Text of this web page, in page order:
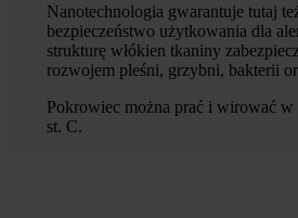
Nanotechnologia gwarantuje tutaj
bezpieczeństwo użytkowania dla
strukturę włókien tkaniny
rozwojem pleśni, grzybni, bakterii
Pokrowiec można prać i wirować w
st. C.